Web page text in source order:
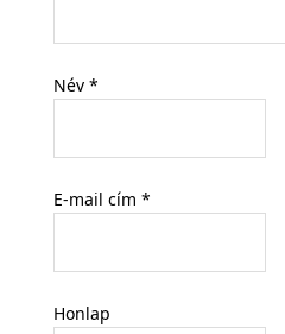
Név *
E-mail cím *
Honlap